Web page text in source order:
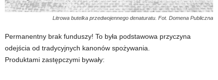
Litrowa butelka przedwojennego denaturatu. Fot. Domena Publiczna
Permanentny brak funduszy! To była podstawowa przyczyna
odejścia od tradycyjnych kanonów spożywania.
Produktami zastępczymi bywały: